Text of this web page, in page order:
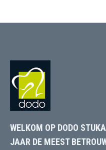
WELKOM OP DODO
JAAR DE MEEST